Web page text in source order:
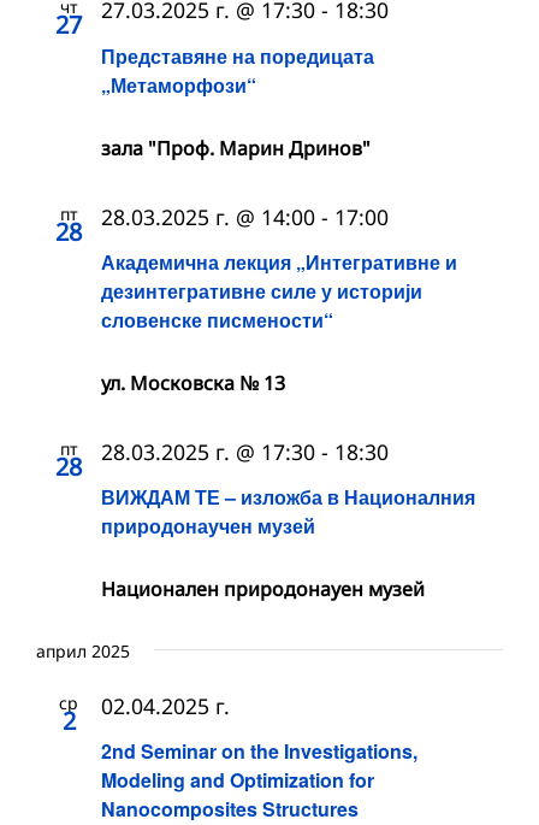
чт
27
Представяне на поредицата
„Метаморфози“
27.03.2025 г. @ 17:30 - 18:30
зала "Проф. Марин Дринов"
пт
28
Академична лекция „Интегративне и
дезинтегративне силе у историји
словенске писмености“
28.03.2025 г. @ 14:00 - 17:00
ул. Московска № 13
пт
28
ВИЖДАМ ТЕ – изложба в Националния
природонаучен музей
28.03.2025 г. @ 17:30 - 18:30
Национален природонауен музей
април 2025
ср
2
2nd Seminar on the Investigations,
Modeling and Optimization for
Nanocomposites Structures
02.04.2025 г.